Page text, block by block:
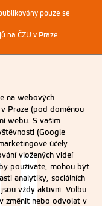
pouze se
na ČZU v Praze.
na webových
v Praze (pod doménou
webu. S vaším
(Google
účely
vložených videí
používáte, mohou být
analytiky, sociálních
vždy aktivní. Volbu
změnit nebo odvolat v